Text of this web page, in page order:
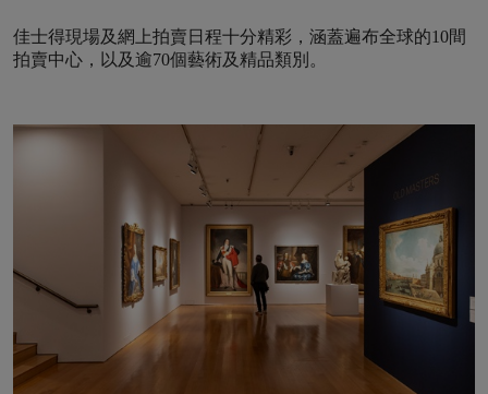
佳士得現場及網上拍賣日程十分精彩，涵蓋遍布全球的10間
拍賣中心，以及逾70個藝術及精品類別。